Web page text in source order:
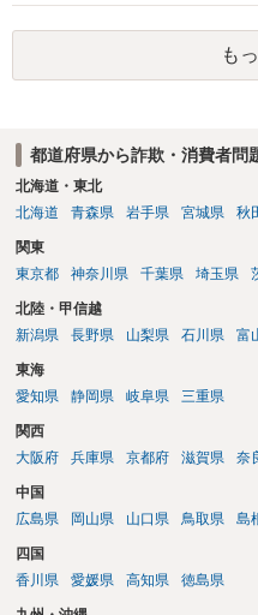
ということになり、解約するの
も
都道府県から詐欺・消費者問
北海道・東北
北海道
青森県 岩手県 宮城県 秋
関東
東京都
神奈川県 千葉県 埼玉県
北陸・甲信越
新潟県
長野県 山梨県 石川県 富
東海
愛知県
静岡県 岐阜県 三重県
関西
大阪府
兵庫県 京都府 滋賀県 奈
中国
広島県
岡山県 山口県 鳥取県 島
四国
香川県
愛媛県 高知県 徳島県